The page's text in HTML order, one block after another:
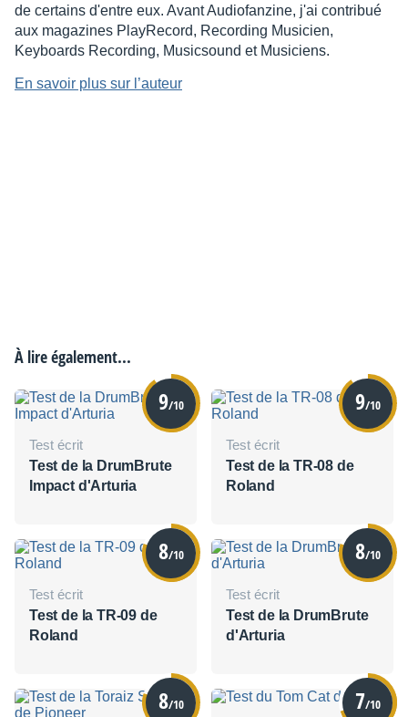
de certains d'entre eux. Avant Audiofanzine, j'ai contribué
aux magazines PlayRecord, Recording Musicien,
Keyboards Recording, Musicsound et Musiciens.
En savoir plus sur l’auteur
À lire également...
9/10
Test écrit
Test de la DrumBrute
Impact d'Arturia
9/10
Test écrit
Test de la TR-08 de
Roland
8/10
Test écrit
Test de la TR-09 de
Roland
8/10
Test écrit
Test de la DrumBrute
d'Arturia
8/10 7/10